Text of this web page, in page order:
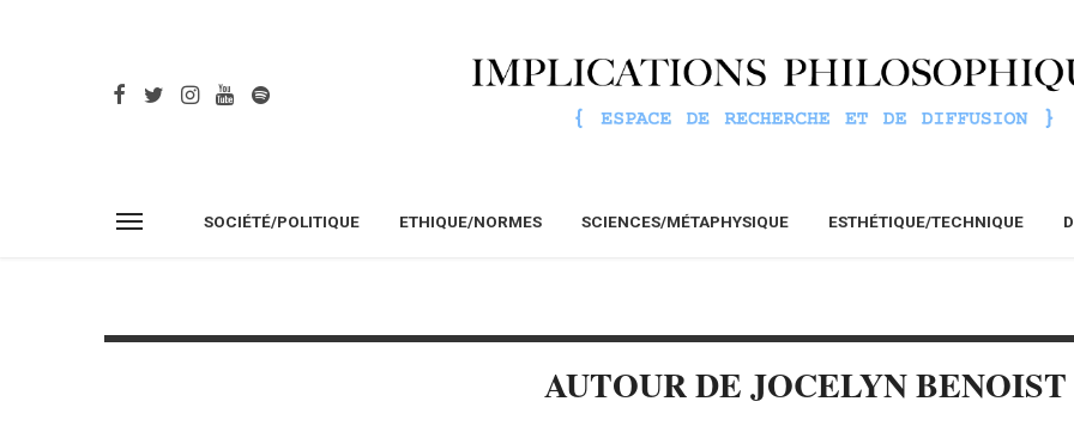
SOCIÉTÉ/POLITIQUE ETHIQUE/NORMES SCIENCES/MÉTAPHYSIQUE ESTHÉTIQUE/TECHNIQUE
AUTOUR DE JOCELYN BENOIST